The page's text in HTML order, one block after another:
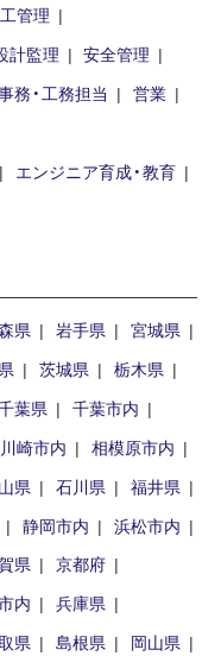
管理
計監理
安全管理
務・工務担当
営業
エンジニア育成・教育
県 岩手県
宮城県
茨城県
栃木県
葉県
千葉市内
川崎市内
相模原市内
県 石川県
福井県
静岡市内
浜松市内
県
京都府
内
兵庫県
県 島根県
岡山県